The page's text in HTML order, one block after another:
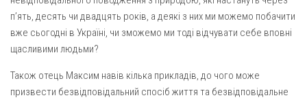
Парохії Сумської області
Введення в храм Богородиці (м. Суми)
Монастирі
п’ять, десять чи двадцять років, а деякі з них ми можемо побачити
вже сьогодні в Україні, чи зможемо ми тоді відчувати себе вповні
щасливими людьми?
Також отець Максим навів кілька прикладів, до чого може
призвести безвідповідальний спосіб життя та безвідповідальне